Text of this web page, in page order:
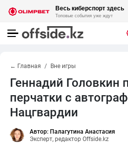
← Главная Вне игры
Геннадий Головкин
перчатки с
Нацгвардии
Автор: Палагутина Анастасия
Эксперт, редактор Offside.kz